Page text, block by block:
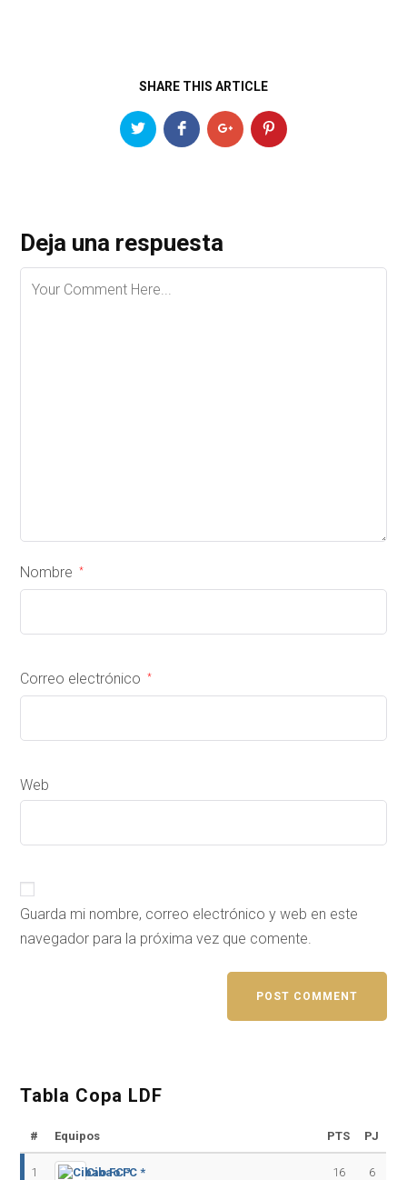
SHARE THIS ARTICLE
Deja una respuesta
Nombre *
Correo electrónico *
Web
Guarda mi nombre, correo electrónico y web en este
navegador para la próxima vez que comente.
Tabla Copa LDF
# Equipos PTS PJ
1 Cibao FC * 16 6